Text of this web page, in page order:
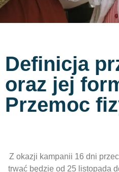
Definicja
oraz jej
Przemoc
Z okazji kampanii 16 dni
trwać będzie od 25 listopada